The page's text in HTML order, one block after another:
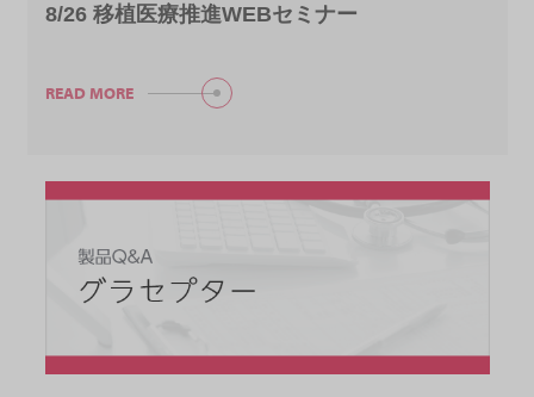
8/26 移植医療推進WEBセミナー
READ MORE